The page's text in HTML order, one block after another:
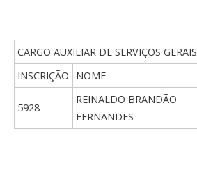
CARGO AUXILIAR DE SERVIÇOS GERAIS
INSCRIÇÃO
NOME
5928
REINALDO BRANDÃO
FERNANDES